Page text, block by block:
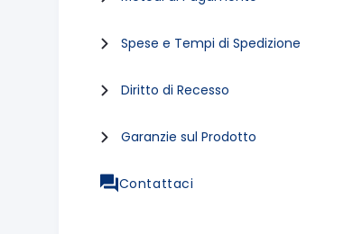
Spese e Tempi di Spedizione
Diritto di Recesso
Garanzie sul Prodotto
Contattaci